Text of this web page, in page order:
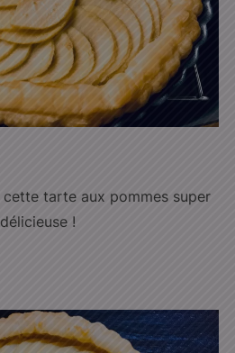
tarte aux pommes super
!